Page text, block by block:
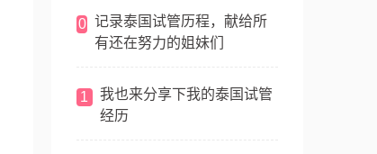
0 记录泰国试管历程，献给所
有还在努力的姐妹们
1
我也来分享下我的泰国试管
经历